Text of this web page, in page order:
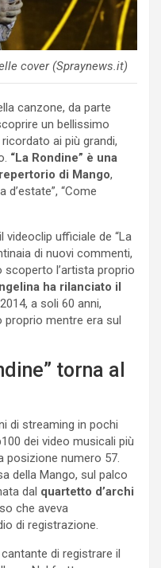
cover (Spraynews.it)
canzone, da parte
un bellissimo
ai più grandi,
“La Rondine” è una
di Mango,
d’estate”, “Come
ufficiale de “La
di nuovi commenti,
l’artista proprio
ha rilanciato il
a soli 60 anni,
mentre era sul
torna al
di streaming in pochi
dei video musicali più
posizione numero 57.
della Mango, sul palco
dal quartetto d’archi
che aveva
di registrazione.
di registrare il